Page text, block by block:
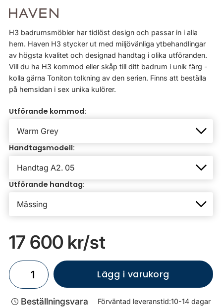
H3 badrumsmöbler har tidlöst design och passar in i alla
hem. Haven H3 stycker ut med miljövänliga ytbehandlingar
av högsta kvalitet och designad handtag i olika utföranden.
Vill du ha H3 kommod eller skåp till ditt badrum i unik färg -
kolla gärna Toniton tolkning av den serien. Finns att beställa
på hemsidan i sex unika kulörer.
Utförande kommod:
Handtagsmodell:
Utförande handtag:
17 600 kr/st
Lägg i varukorg
Beställningsvara Förväntad leveranstid:10-14 dagar